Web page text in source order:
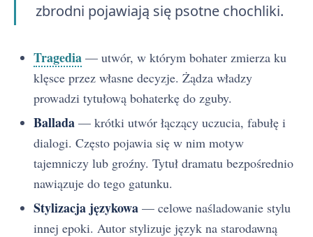
zbrodni pojawiają się psotne chochliki.
Tragedia — utwór, w którym bohater zmierza ku
klęsce przez własne decyzje. Żądza władzy
prowadzi tytułową bohaterkę do zguby.
Ballada — krótki utwór łączący uczucia, fabułę i
dialogi. Często pojawia się w nim motyw
tajemniczy lub groźny. Tytuł dramatu bezpośrednio
nawiązuje do tego gatunku.
Stylizacja językowa — celowe naśladowanie stylu
innej epoki. Autor stylizuje język na starodawną